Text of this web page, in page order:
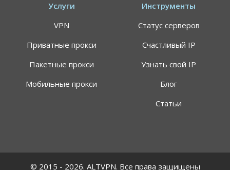
Услуги
VPN
Приватные прокси
Пакетные прокси
Мобильные прокси
Инструменты
Статус серверов
Счастливый IP
Узнать свой IP
Блог
Статьи
© 2015 - 2026. ALTVPN. Все права защищены